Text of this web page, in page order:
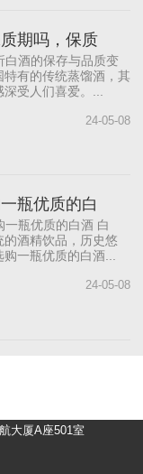
期吗，保质
酒的保存与品质变
有的传统蒸馏酒，其
受人们喜爱。...
24-05-08
瓶优质的白
瓶优质的白酒 白
酒精饮品，历史悠
购一瓶优质的白酒...
24-05-08
大厦A座501室